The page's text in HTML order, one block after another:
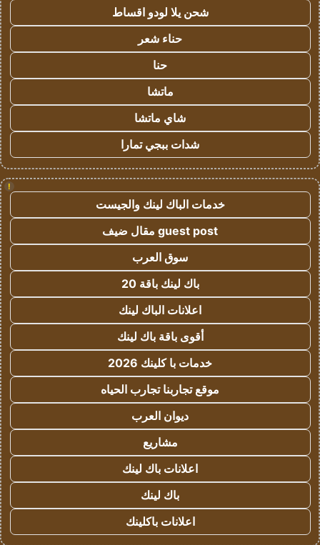
شحن يلا لودو اقساط
حناء شعر
حنا
ماتشا
شاي ماتشا
شدات ببجي تمارا
!
خدمات الباك لينك والجيست
guest post مقال ضيف
سوق العرب
باك لينك باقة 20
اعلانات الباك لينك
أقوى باقة باك لينك
خدمات با كلينك 2026
موقع تجاربنا تجارب الحياه
ديوان العرب
مشاريع
اعلانات باك لينك
باك لينك
اعلانات باكلينك